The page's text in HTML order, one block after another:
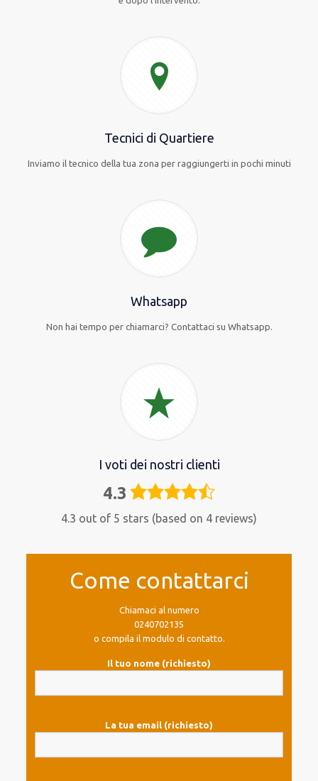
Tecnici di Quartiere
Inviamo il tecnico della tua zona per raggiungerti in pochi minuti
Whatsapp
Non hai tempo per chiamarci? Contattaci su Whatsapp.
I voti dei nostri clienti
4.3 4,3
4.3 out of 5 stars (based on 4 reviews)
Come contattarci
Chiamaci al numero
0240702135
o compila il modulo di contatto.
Il tuo nome (richiesto)
La tua email (richiesto)